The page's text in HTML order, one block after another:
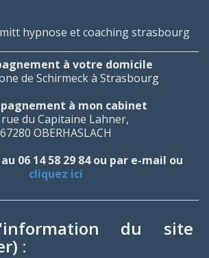
à votre domicile
de Schirmeck à Strasbourg
à mon cabinet
du Capitaine Lahner,
67280 OBERHASLACH
06 14 58 29 84 ou par e-mail ou
cliquez ici
du site
: